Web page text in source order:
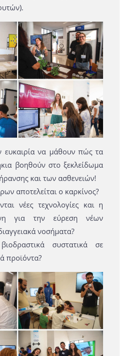
ευκαιρία να μάθουν πώς τα
βοηθούν στο ξεκλείδωμα
και των ασθενειών!
αποτελείται ο καρκίνος?
νέες τεχνολογίες και η
για την εύρεση νέων
νοσήματα?
συστατικά σε
προϊόντα?